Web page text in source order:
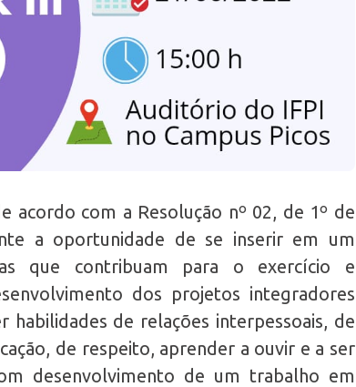
acordo com a Resolução nº 02, de 1º de
a oportunidade de se inserir em um
que contribuam para o exercício e
dos projetos integradores
habilidades de relações interpessoais, de
de respeito, aprender a ouvir e a ser
desenvolvimento de um trabalho em